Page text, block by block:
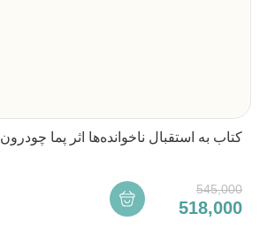
کتاب به استقبال ناخوانده‌ها اثر پما چودرون
545,000
518,000